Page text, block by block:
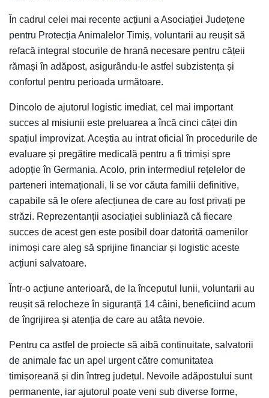
În cadrul celei mai recente acțiuni a Asociației Județene
pentru Protecția Animalelor Timiș, voluntarii au reușit să
refacă integral stocurile de hrană necesare pentru cățeii
rămași în adăpost, asigurându-le astfel subzistența și
confortul pentru perioada următoare.
Dincolo de ajutorul logistic imediat, cel mai important
succes al misiunii este preluarea a încă cinci căței din
spațiul improvizat. Aceștia au intrat oficial în procedurile de
evaluare și pregătire medicală pentru a fi trimiși spre
adopție în Germania. Acolo, prin intermediul rețelelor de
parteneri internaționali, li se vor căuta familii definitive,
capabile să le ofere afecțiunea de care au fost privați pe
străzi. Reprezentanții asociației subliniază că fiecare
succes de acest gen este posibil doar datorită oamenilor
inimoși care aleg să sprijine financiar și logistic aceste
acțiuni salvatoare.
Într-o acțiune anterioară, de la începutul lunii, voluntarii au
reușit să relocheze în siguranță 14 câini, beneficiind acum
de îngrijirea și atenția de care au atâta nevoie.
Pentru ca astfel de proiecte să aibă continuitate, salvatorii
de animale fac un apel urgent către comunitatea
timișoreană și din întreg județul. Nevoile adăpostului sunt
permanente, iar ajutorul poate veni sub diverse forme,